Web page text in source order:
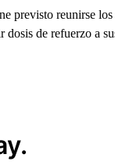
previsto reunirse
de refuerzo a